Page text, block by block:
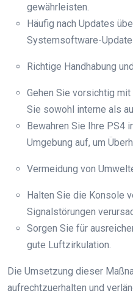
gewährleisten.
Häufig nach Updates
Systemsoftware-Update
Richtige Handhabung
Gehen Sie vorsichtig
Sie sowohl interne als
Bewahren Sie Ihre PS4
Umgebung auf, um
Vermeidung von
Halten Sie die Konsole
Signalstörungen
Sorgen Sie für
gute Luftzirkulation.
Die Umsetzung dieser
aufrechtzuerhalten und